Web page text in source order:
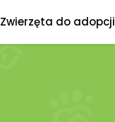
Zwierzęta do adopcji